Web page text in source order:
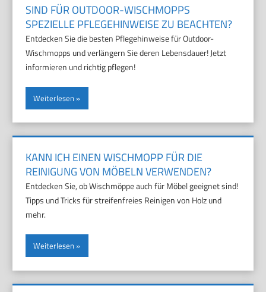
SIND FÜR OUTDOOR-WISCHMOPPS
SPEZIELLE PFLEGEHINWEISE ZU BEACHTEN?
Entdecken Sie die besten Pflegehinweise für Outdoor-
Wischmopps und verlängern Sie deren Lebensdauer! Jetzt
informieren und richtig pflegen!
Weiterlesen
KANN ICH EINEN WISCHMOPP FÜR DIE
REINIGUNG VON MÖBELN VERWENDEN?
Entdecken Sie, ob Wischmöppe auch für Möbel geeignet sind!
Tipps und Tricks für streifenfreies Reinigen von Holz und
mehr.
Weiterlesen